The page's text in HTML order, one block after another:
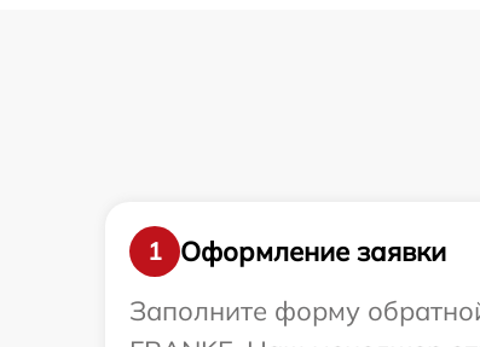
1
Оформление заявки
Заполните форму